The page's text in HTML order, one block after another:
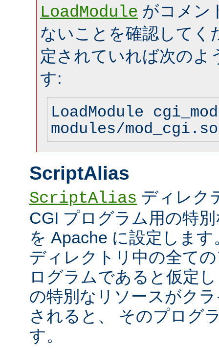
LoadModule がコメン
ないことを確認してく
定されていれば次のよ
す:
LoadModule
modules/mod_cgi.so
ScriptAlias
ScriptAlias ディレク
CGI プログラム用の特
を Apache に設定しま
ディレクトリ中の全て
ログラムであると仮定
の特別なリソースがク
されると、 そのプログ
す。